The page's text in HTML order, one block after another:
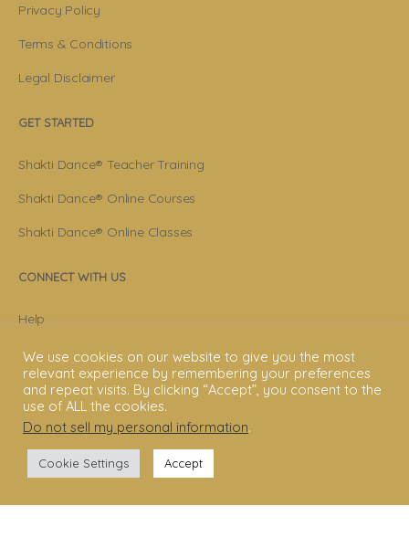
Privacy Policy
Terms & Conditions
Legal Disclaimer
GET STARTED
Shakti Dance® Teacher Training
Shakti Dance® Online Courses
Shakti Dance® Online Classes
CONNECT WITH US
Help
Contact Us
Become Member
Subscribe To Newsletter
YouTube
We use cookies on our website to give you the most
relevant experience by remembering your preferences
and repeat visits. By clicking “Accept”, you consent to the
use of ALL the cookies.
Do not sell my personal information.
Cookie Settings Accept